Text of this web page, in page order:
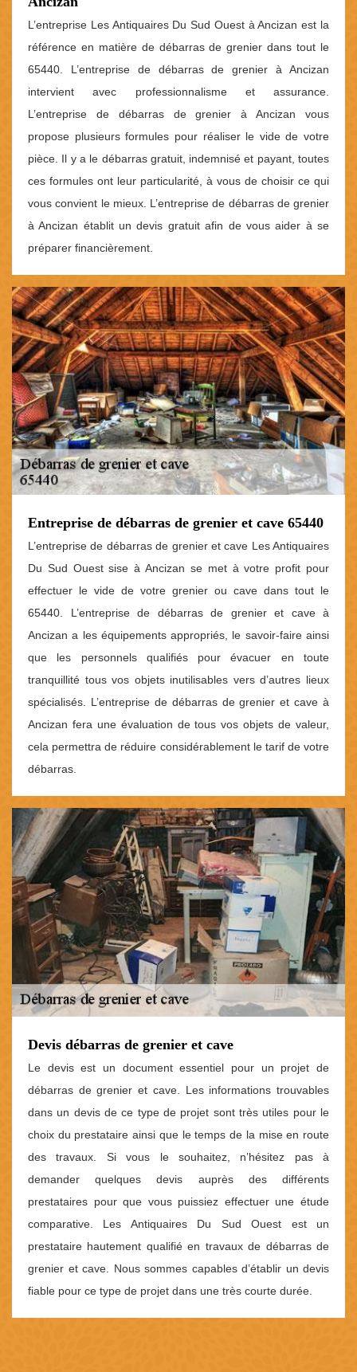
L’entreprise Les Antiquaires Du Sud Ouest à Ancizan est la
référence en matière de débarras de grenier dans tout le
65440. L’entreprise de débarras de grenier à Ancizan
intervient avec professionnalisme et assurance.
L’entreprise de débarras de grenier à Ancizan vous
propose plusieurs formules pour réaliser le vide de votre
pièce. Il y a le débarras gratuit, indemnisé et payant, toutes
ces formules ont leur particularité, à vous de choisir ce qui
vous convient le mieux. L’entreprise de débarras de grenier
à Ancizan établit un devis gratuit afin de vous aider à se
préparer financièrement.
Entreprise de débarras de grenier et cave 65440
L’entreprise de débarras de grenier et cave Les Antiquaires
Du Sud Ouest sise à Ancizan se met à votre profit pour
effectuer le vide de votre grenier ou cave dans tout le
65440. L’entreprise de débarras de grenier et cave à
Ancizan a les équipements appropriés, le savoir-faire ainsi
que les personnels qualifiés pour évacuer en toute
tranquillité tous vos objets inutilisables vers d’autres lieux
spécialisés. L’entreprise de débarras de grenier et cave à
Ancizan fera une évaluation de tous vos objets de valeur,
cela permettra de réduire considérablement le tarif de votre
débarras.
Devis débarras de grenier et cave
Le devis est un document essentiel pour un projet de
débarras de grenier et cave. Les informations trouvables
dans un devis de ce type de projet sont très utiles pour le
choix du prestataire ainsi que le temps de la mise en route
des travaux. Si vous le souhaitez, n’hésitez pas à
demander quelques devis auprès des différents
prestataires pour que vous puissiez effectuer une étude
comparative. Les Antiquaires Du Sud Ouest est un
prestataire hautement qualifié en travaux de débarras de
grenier et cave. Nous sommes capables d’établir un devis
fiable pour ce type de projet dans une très courte durée.